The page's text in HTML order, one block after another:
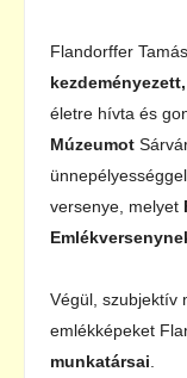
Flandorffer
életre hívta és
Múzeumot
versenye, melyet
Végül, szubjektív
emlékképeket
munkatársai